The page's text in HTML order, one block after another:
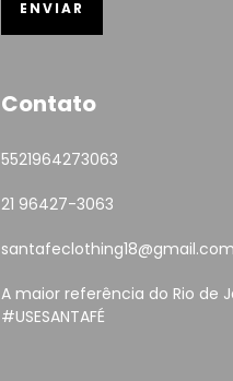
Contato
5521964273063
21 96427-3063
santafeclothing18@gmail.com
A maior referência do Rio de
#USESANTAFÉ